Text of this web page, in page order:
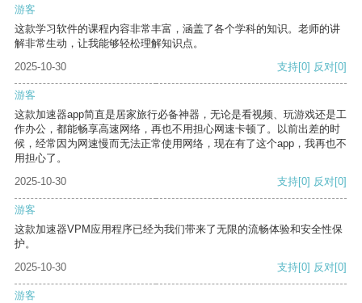
游客
这款学习软件的课程内容非常丰富，涵盖了各个学科的知识。老师的讲
解非常生动，让我能够轻松理解知识点。
2025-10-30
支持[0] 反对[0]
游客
这款加速器app简直是居家旅行必备神器，无论是看视频、玩游戏还是工
作办公，都能畅享高速网络，再也不用担心网速卡顿了。以前出差的时
候，经常因为网速慢而无法正常使用网络，现在有了这个app，我再也不
用担心了。
2025-10-30
支持[0] 反对[0]
游客
这款加速器VPM应用程序已经为我们带来了无限的流畅体验和安全性保
护。
2025-10-30
支持[0] 反对[0]
游客